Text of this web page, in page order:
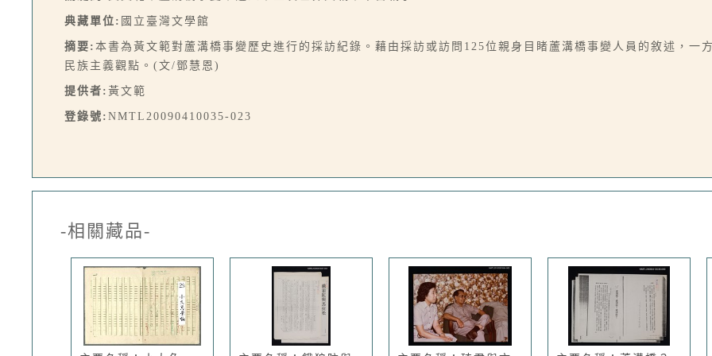
典藏單位: 國立臺灣文學館
摘要: 本書為黃文範對蘆溝橋事變歷史進行的採訪紀錄。藉由採訪或訪問125位親身目睹蘆溝橋事變人員的敘述，一
民族主義觀點。(文/鄧慧恩)
提供者: 黃文範
登錄號: NMTL20090410035-023
-相關藏品-